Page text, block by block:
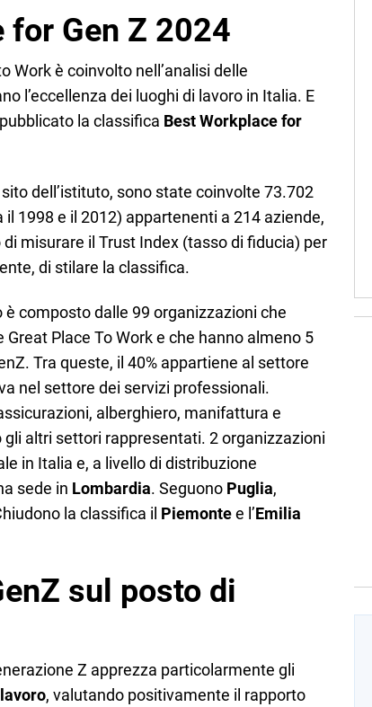
for Gen Z 2024
Work è coinvolto nell’analisi delle
l’eccellenza dei luoghi di lavoro in Italia. E
la classifica Best Workplace for
dell’istituto, sono state coinvolte 73.702
1998 e il 2012) appartenenti a 214 aziende,
misurare il Trust Index (tasso di fiducia) per
di stilare la classifica.
composto dalle 99 organizzazioni che
Place To Work e che hanno almeno 5
Tra queste, il 40% appartiene al settore
nel settore dei servizi professionali.
alberghiero, manifattura e
altri settori rappresentati. 2 organizzazioni
in Italia e, a livello di distribuzione
sede in Lombardia. Seguono Puglia,
la classifica il Piemontee l’Emilia
sul posto di
Z apprezza particolarmente gli
, valutando positivamente il rapporto